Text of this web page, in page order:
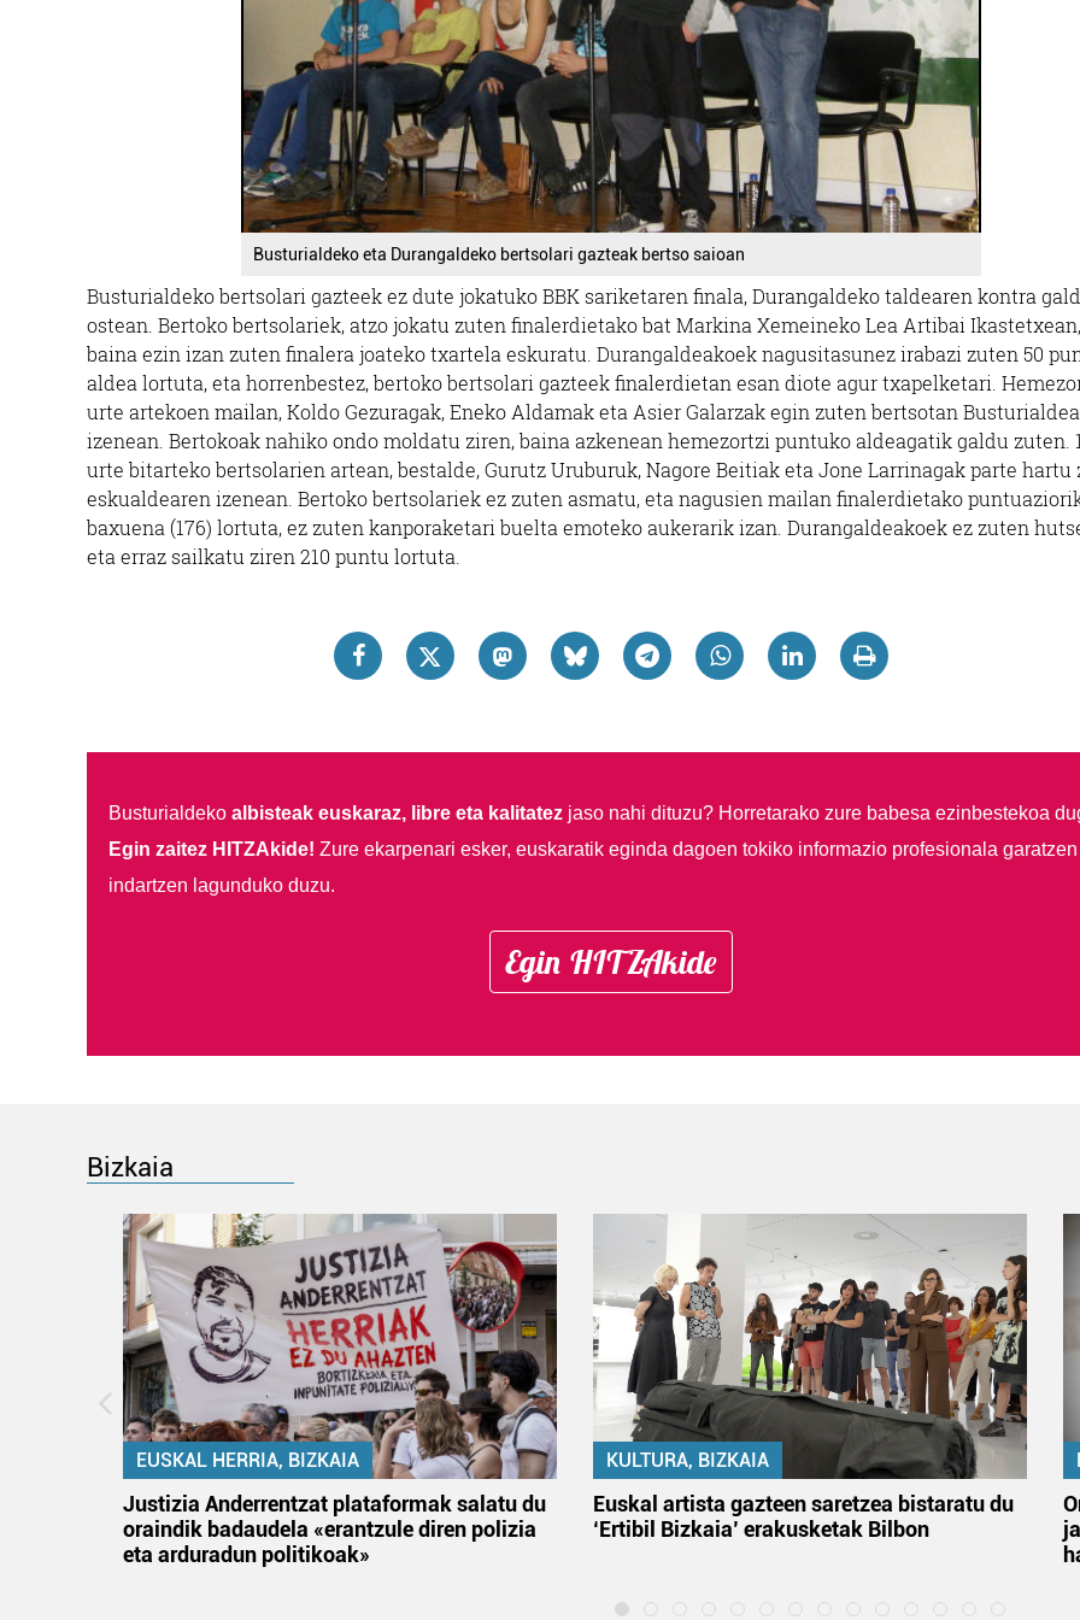
Busturialdeko eta Durangaldeko bertsolari gazteak bertso saioan
Busturialdeko bertsolari gazteek ez dute jokatuko BBK sariketaren finala, Durangaldeko taldearen kontra
ostean. Bertoko bertsolariek, atzo jokatu zuten finalerdietako bat Markina Xemeineko Lea Artibai Ikastetxean,
baina ezin izan zuten finalera joateko txartela eskuratu. Durangaldeakoek nagusitasunez irabazi zuten 50
aldea lortuta, eta horrenbestez, bertoko bertsolari gazteek finalerdietan esan diote agur txapelketari.
urte artekoen mailan, Koldo Gezuragak, Eneko Aldamak eta Asier Galarzak egin zuten bertsotan
izenean. Bertokoak nahiko ondo moldatu ziren, baina azkenean hemezortzi puntuko aldeagatik galdu zuten.
urte bitarteko bertsolarien artean, bestalde, Gurutz Uruburuk, Nagore Beitiak eta Jone Larrinagak parte hartu
eskualdearen izenean. Bertoko bertsolariek ez zuten asmatu, eta nagusien mailan finalerdietako
baxuena (176) lortuta, ez zuten kanporaketari buelta emoteko aukerarik izan. Durangaldeakoek ez zuten
eta erraz sailkatu ziren 210 puntu lortuta.
Busturialdeko albisteak euskaraz, libre eta kalitatezjaso nahi dituzu? Horretarako zure babesa ezinbestekoa
Egin zaitez HITZAkide! Zure ekarpenari esker, euskaratik eginda dagoen tokiko informazio profesionala garatzen
indartzen lagunduko duzu.
Egin HITZAkide
Bizkaia
EUSKAL HERRIA, BIZKAIA
Justizia Anderrentzat plataformak salatu du
oraindik badaudela «erantzule diren polizia
eta arduradun politikoak»
KULTURA, BIZKAIA
Euskal artista gazteen saretzea bistaratu du
‘Ertibil Bizkaia’ erakusketak Bilbon